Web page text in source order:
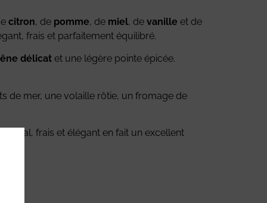
citron, de pomme, de miel, de vanille et de
frais et parfaitement équilibré.
délicat et une légère pointe épicée.
de mer, une volaille rôtie, un fromage de
floral, frais et élégant en fait un excellent